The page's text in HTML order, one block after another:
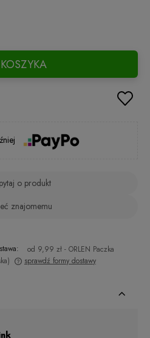
o produkt
znajomemu
od 9,99 zł - ORLEN Paczka
sprawdź formy dostawy